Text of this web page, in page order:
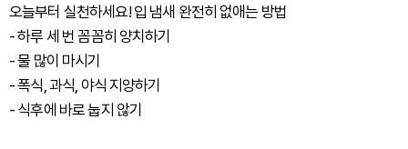
오늘부터 실천하세요! 입 냄새 완전히 없애는 방법
- 하루 세 번 꼼꼼히 양치하기
- 물 많이 마시기
- 폭식, 과식, 야식 지양하기
- 식후에 바로 눕지 않기